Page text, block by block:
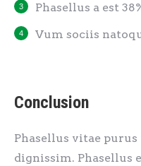
Phasellus a est
Vum sociis
Conclusion
Phasellus vitae
dignissim. Phasellus